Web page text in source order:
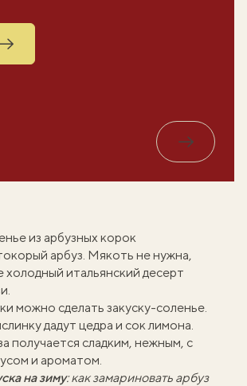
Вперед
из арбузных корок
арбуз. Мякоть не нужна,
холодный итальянский десерт
.
можно сделать закуску-соленье.
дадут цедра и сок лимона.
получается сладким, нежным, с
и ароматом.
на зиму:как замариновать арбуз